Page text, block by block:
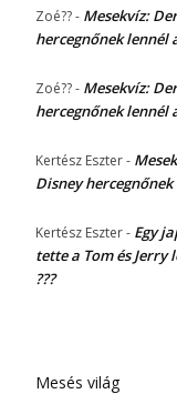
Zoé??- Mesekvíz:
hercegnőnek lennél
Zoé??- Mesekvíz:
hercegnőnek lennél
Kertész Eszter-
Disney
Kertész Eszter- Egy
tette a Tom és
???
Mesés világ